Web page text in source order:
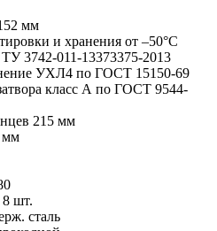
мм
и хранения от –50°C
ТУ 3742-011-13373375-2013
УХЛ4 по ГОСТ 15150-69
класс А по ГОСТ 9544-
215 мм
мм
8 шт.
сталь